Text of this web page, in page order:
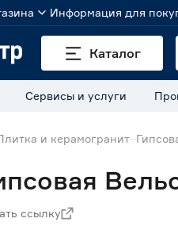
Информация для
Каталог
Сервисы и услуги
и керамогранит
ссылку